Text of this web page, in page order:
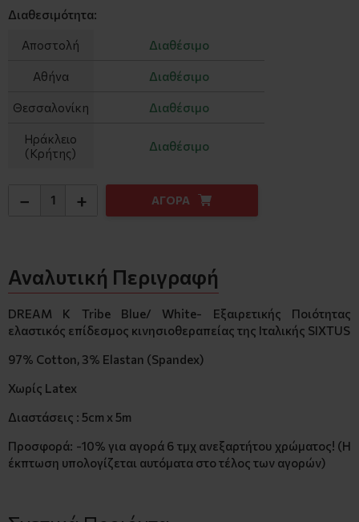
Διαθεσιμότητα:
Αποστολή Διαθέσιμο
Αθήνα Διαθέσιμο
Θεσσαλονίκη Διαθέσιμο
Ηράκλειο
(Κρήτης)
Διαθέσιμο
− + ΑΓΟΡΑ
Αναλυτική Περιγραφή
DREAM K Tribe Blue/ White- Εξαιρετικής Ποιότητας
ελαστικός επίδεσμος κινησιοθεραπείας της Ιταλικής SIXTUS
97% Cotton, 3% Elastan (Spandex)
Χωρίς Latex
Διαστάσεις : 5cm x 5m
Προσφορά: -10% για αγορά 6 τμχ ανεξαρτήτου χρώματος! (Η
έκπτωση υπολογίζεται αυτόματα στο τέλος των αγορών)